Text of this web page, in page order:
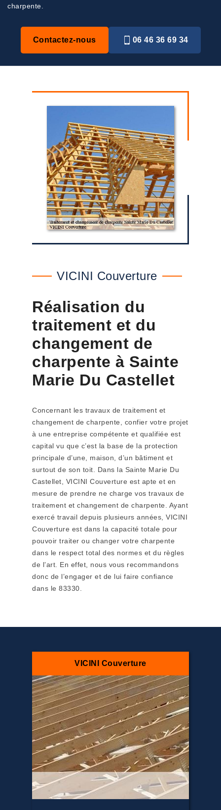
charpente.
Contactez-nous 06 46 36 69 34
VICINI Couverture
Réalisation du
traitement et du
changement de
charpente à Sainte
Marie Du Castellet
Concernant les travaux de traitement et
changement de charpente, confier votre projet
à une entreprise compétente et qualifiée est
capital vu que c’est la base de la protection
principale d’une, maison, d’un bâtiment et
surtout de son toit. Dans la Sainte Marie Du
Castellet, VICINI Couverture est apte et en
mesure de prendre ne charge vos travaux de
traitement et changement de charpente. Ayant
exercé travail depuis plusieurs années, VICINI
Couverture est dans la capacité totale pour
pouvoir traiter ou changer votre charpente
dans le respect total des normes et du règles
de l’art. En effet, nous vous recommandons
donc de l’engager et de lui faire confiance
dans le 83330.
VICINI Couverture